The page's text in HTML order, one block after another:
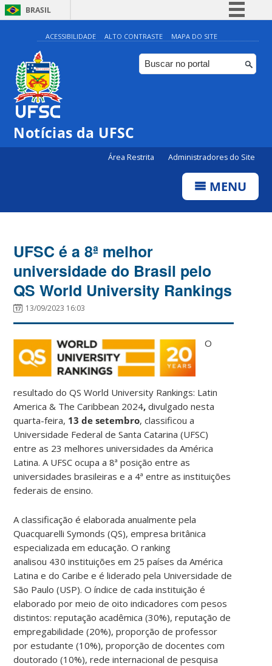
BRASIL
Simplifique!
Comunica BR
Participe
ACESSIBILIDADE ALTO CONTRASTE MAPA DO SITE
Notícias da UFSC
Área Restrita Administradores do Site
MENU
UFSC é a 8ª melhor
universidade do Brasil pelo
QS World University Rankings
13/09/2023 16:03
O
resultado do QS World University Rankings: Latin
America & The Caribbean 2024, divulgado nesta
quarta-feira, 13 de setembro, classificou a
Universidade Federal de Santa Catarina (UFSC)
entre as 23 melhores universidades da América
Latina. A UFSC ocupa a 8ª posição entre as
universidades brasileiras e a 4ª entre as instituições
federais de ensino.
A classificação é elaborada anualmente pela
Quacquarelli Symonds (QS), empresa britânica
especializada em educação. O ranking
analisou 430 instituições em 25 países da América
Latina e do Caribe e é liderado pela Universidade de
São Paulo (USP). O índice de cada instituição é
elaborado por meio de oito indicadores com pesos
distintos: reputação acadêmica (30%), reputação de
empregabilidade (20%), proporção de professor
por estudante (10%), proporção de docentes com
doutorado (10%), rede internacional de pesquisa